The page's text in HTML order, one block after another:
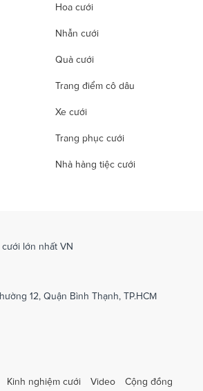
Hoa cưới
Nhẫn cưới
Quà cưới
Trang điểm cô dâu
Xe cưới
Trang phục cưới
Nhà hàng tiệc cưới
lớn nhất VN
12, Quận Bình Thạnh, TP.HCM
Kinh nghiệm cưới Video Cộng đồng